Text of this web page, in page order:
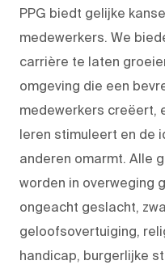
PPG biedt gelijke
medewerkers. We
carrière te laten
omgeving die een
medewerkers creëert,
leren stimuleert en de
anderen omarmt. Alle
worden in overweging
ongeacht geslacht,
geloofsovertuiging,
handicap, burgerlijke